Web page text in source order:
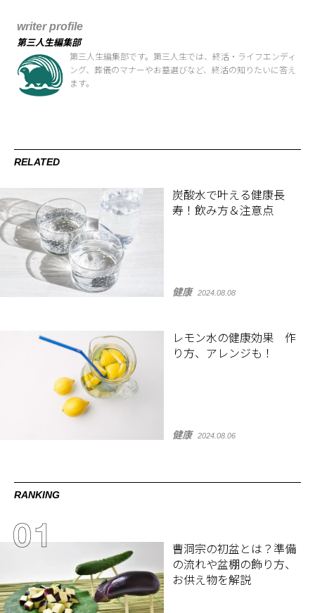
writer profile
第三人生編集部
第三人生編集部です。第三人生では、終活・ライフエンディ
ング、葬儀のマナーやお墓選びなど、終活の知りたいに答え
ます。
RELATED
炭酸水で叶える健康長
寿！飲み方＆注意点
健康 2024.08.08
レモン水の健康効果 作
り方、アレンジも！
健康 2024.08.06
RANKING
曹洞宗の初盆とは？準備
の流れや盆棚の飾り方、
お供え物を解説